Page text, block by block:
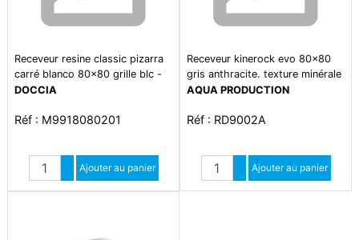
Receveur resine classic pizarra
carré blanco 80x80 grille blc -
sh
DOCCIA
Réf : M9918080201
Quantité
Augmenter quantité
Diminuer quantité
Ajouter au panier
Receveur kinerock evo 80x80
gris anthracite. texture minérale
avec grille assortie et bonde
AQUA PRODUCTION
Réf : RD9002A
Quantité
Augmenter quantité
Diminuer quantité
Ajouter au panier